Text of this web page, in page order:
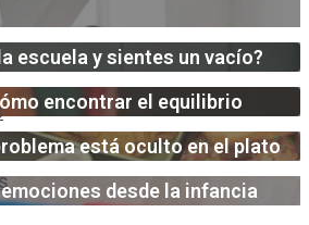
escuela y sientes un vacío?
encontrar el equilibrio
está oculto en el plato
desde la infancia